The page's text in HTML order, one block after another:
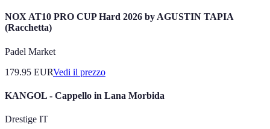
NOX AT10 PRO CUP Hard 2026 by AGUSTIN TAPIA
(Racchetta)
Padel Market
179.95 EURVedi il prezzo
KANGOL - Cappello in Lana Morbida
Drestige IT